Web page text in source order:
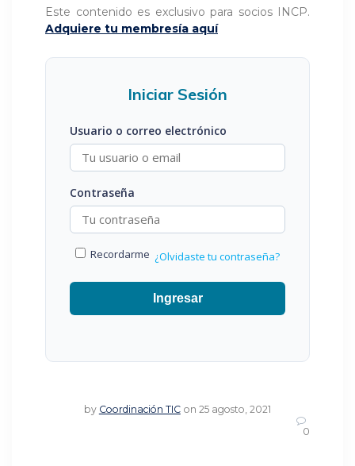
Este contenido es exclusivo para socios INCP.
Adquiere tu membresía aquí
Iniciar Sesión
Usuario o correo electrónico
Contraseña
Recordarme ¿Olvidaste tu contraseña?
Ingresar
by Coordinación TIC on 25 agosto, 2021
0